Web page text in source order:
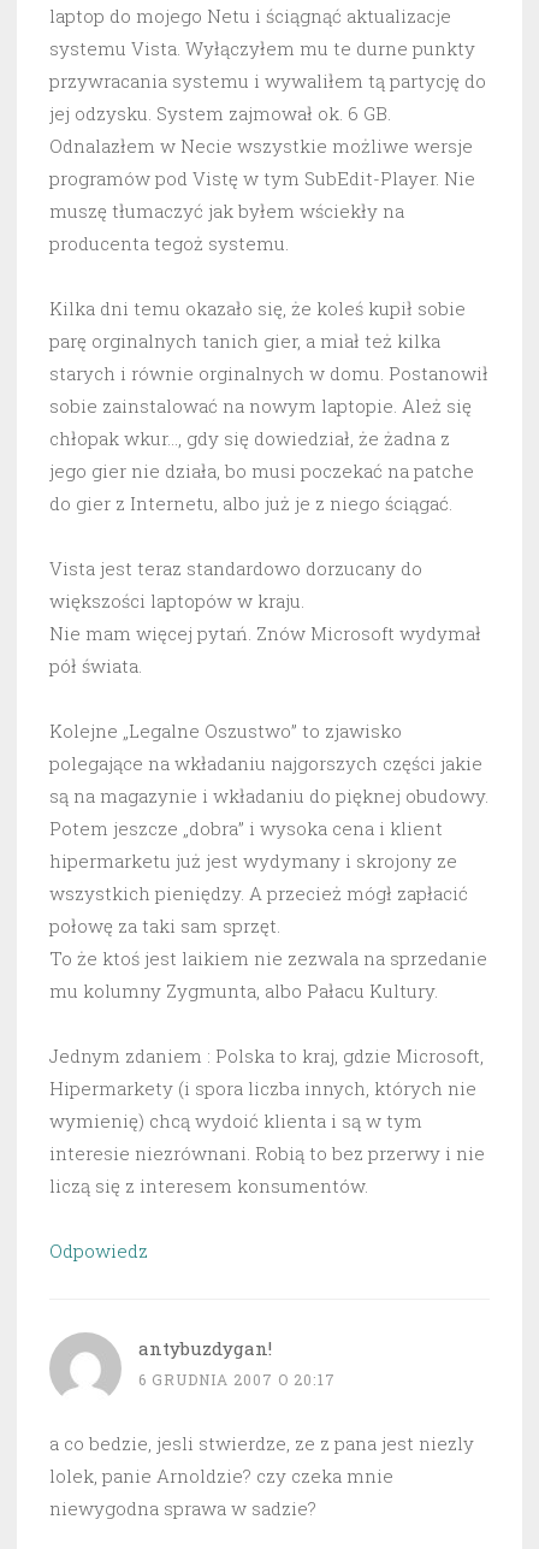
laptop do mojego Netu i ściągnąć aktualizacje
systemu Vista. Wyłączyłem mu te durne punkty
przywracania systemu i wywaliłem tą partycję do
jej odzysku. System zajmował ok. 6 GB.
Odnalazłem w Necie wszystkie możliwe wersje
programów pod Vistę w tym SubEdit-Player. Nie
muszę tłumaczyć jak byłem wściekły na
producenta tegoż systemu.
Kilka dni temu okazało się, że koleś kupił sobie
parę orginalnych tanich gier, a miał też kilka
starych i równie orginalnych w domu. Postanowił
sobie zainstalować na nowym laptopie. Ależ się
chłopak wkur…, gdy się dowiedział, że żadna z
jego gier nie działa, bo musi poczekać na patche
do gier z Internetu, albo już je z niego ściągać.
Vista jest teraz standardowo dorzucany do
większości laptopów w kraju.
Nie mam więcej pytań. Znów Microsoft wydymał
pół świata.
Kolejne „Legalne Oszustwo” to zjawisko
polegające na wkładaniu najgorszych części jakie
są na magazynie i wkładaniu do pięknej obudowy.
Potem jeszcze „dobra” i wysoka cena i klient
hipermarketu już jest wydymany i skrojony ze
wszystkich pieniędzy. A przecież mógł zapłacić
połowę za taki sam sprzęt.
To że ktoś jest laikiem nie zezwala na sprzedanie
mu kolumny Zygmunta, albo Pałacu Kultury.
Jednym zdaniem : Polska to kraj, gdzie Microsoft,
Hipermarkety (i spora liczba innych, których nie
wymienię) chcą wydoić klienta i są w tym
interesie niezrównani. Robią to bez przerwy i nie
liczą się z interesem konsumentów.
Odpowiedz
antybuzdygan!
6 GRUDNIA 2007 O 20:17
a co bedzie, jesli stwierdze, ze z pana jest niezly
lolek, panie Arnoldzie? czy czeka mnie
niewygodna sprawa w sadzie?